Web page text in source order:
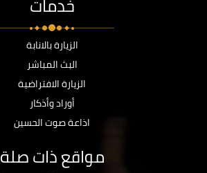
الزيارة بالانابة
البث المباشر
الزيارة الافتراضية
أوراد وأذكار
اذاعة صوت الحسين
مواقع ذات صلة